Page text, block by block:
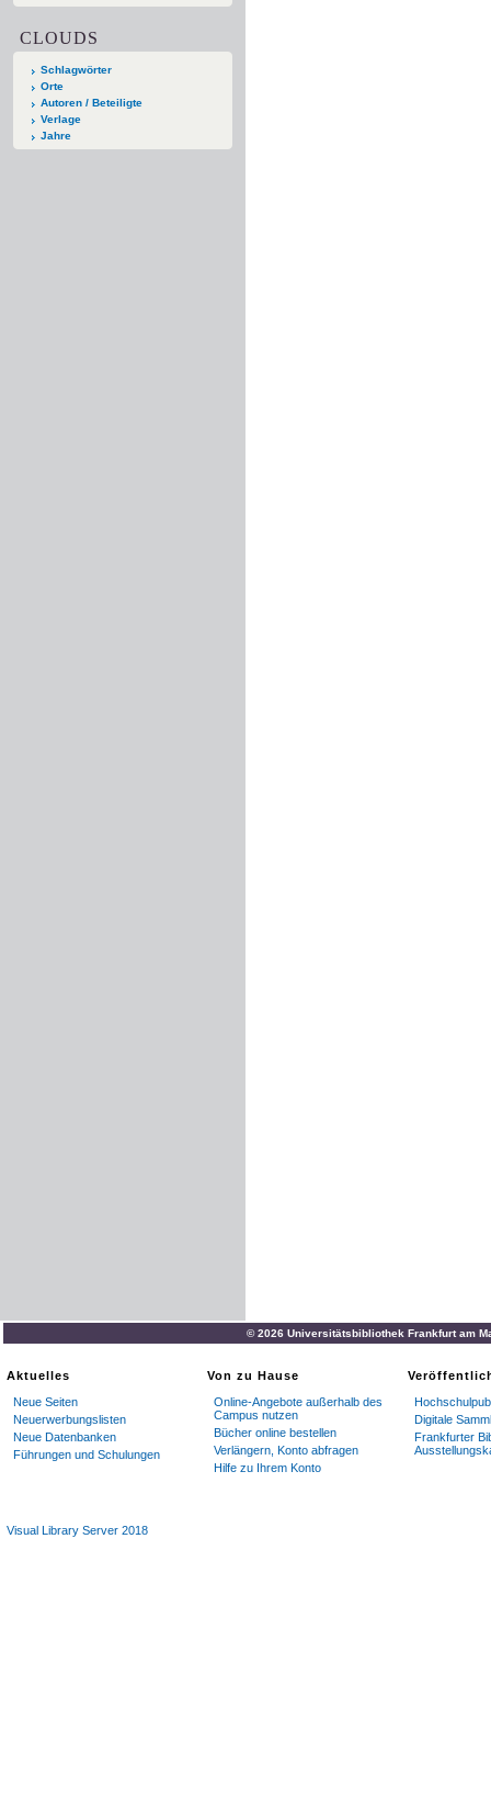
CLOUDS
Schlagwörter
Orte
Autoren / Beteiligte
Verlage
Jahre
© 2026 Universitätsbibliothek Frankfurt am
Aktuelles
Neue Seiten
Neuerwerbungslisten
Neue Datenbanken
Führungen und Schulungen
Von zu Hause
Online-Angebote außerhalb des
Campus nutzen
Bücher online bestellen
Verlängern, Konto abfragen
Hilfe zu Ihrem Konto
Digitale
Frankfurter
Visual Library Server 2018